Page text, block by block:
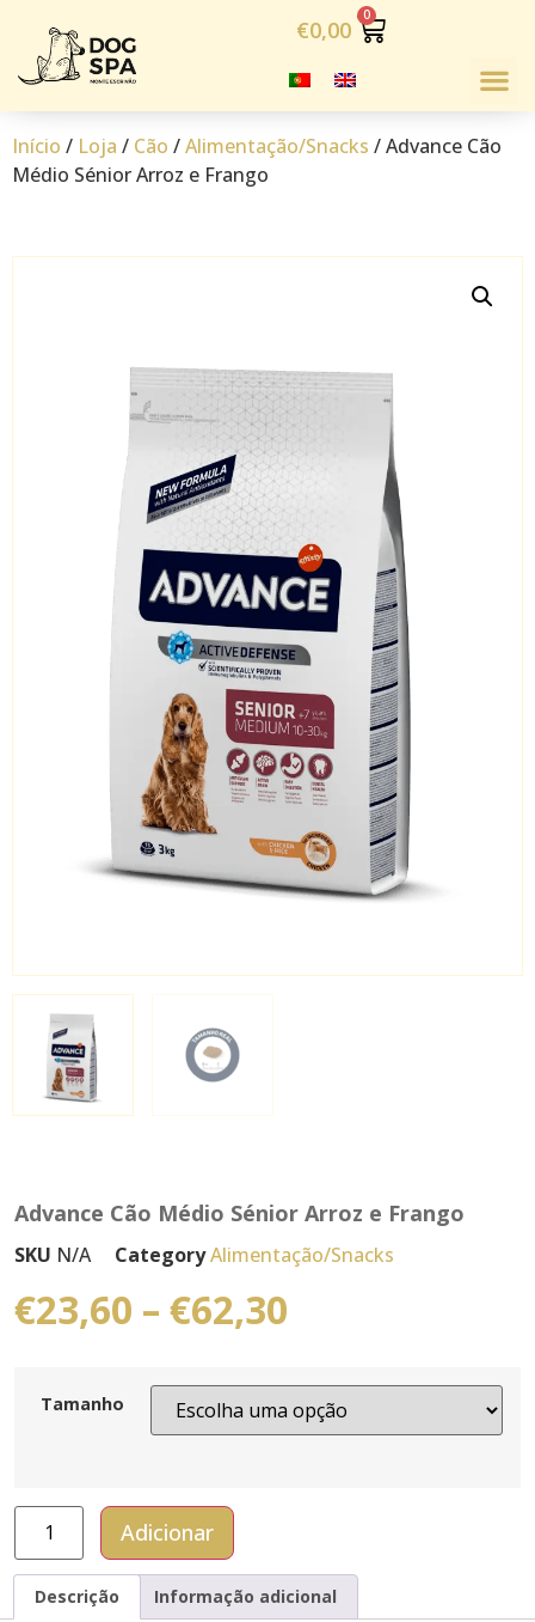
€0,00
Início / Loja / Cão /Alimentação/Snacks / Advance Cão
Médio Sénior Arroz e Frango
Advance Cão Médio Sénior Arroz e Frango
SKU N/A CategoryAlimentação/Snacks
€23,60 – €62,30
Tamanho
Adicionar
Descrição Informação adicional